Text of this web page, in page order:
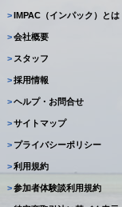
> IMPAC（インパック）とは
>会社概要
> スタッフ
>採用情報
>ヘルプ・お問合せ
>サイトマップ
> プライバシーポリシー
>利用規約
>参加者体験談利用規約